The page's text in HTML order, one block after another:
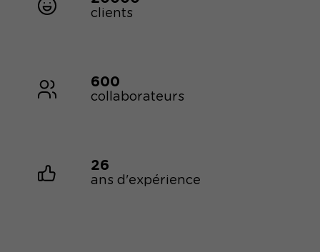
clients
600
collaborateurs
26
ans d'expérience